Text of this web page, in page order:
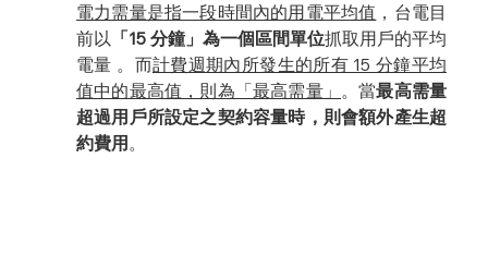
電力需量是指一段時間內的用電平均值 ，台電目
前以 「15 分鐘」為一個區間單位抓取用戶的平均
電量 。而計費週期內所發生的所有 15 分鐘平均
值中的最高值，則為「最高需量」 。當最高需量
超過用戶所設定之契約容量時，則會額外產生超
約費用 。